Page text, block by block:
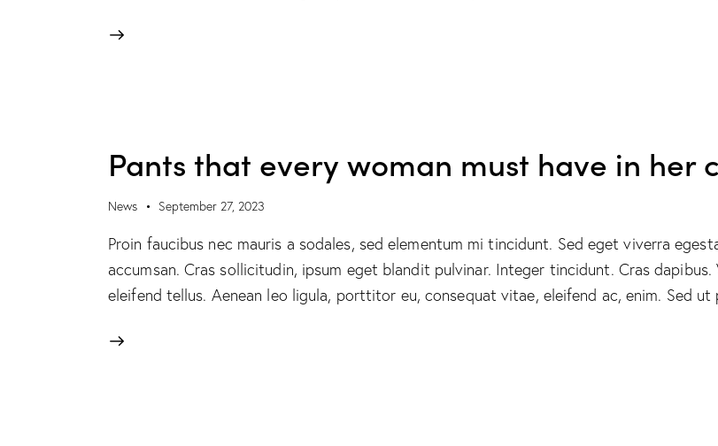
Pants that every woman must have in her
News September 27, 2023
Proin faucibus nec mauris a sodales, sed elementum mi tincidunt. Sed eget viverra
accumsan. Cras sollicitudin, ipsum eget blandit pulvinar. Integer tincidunt. Cras
eleifend tellus. Aenean leo ligula, porttitor eu, consequat vitae, eleifend ac, enim. Sed